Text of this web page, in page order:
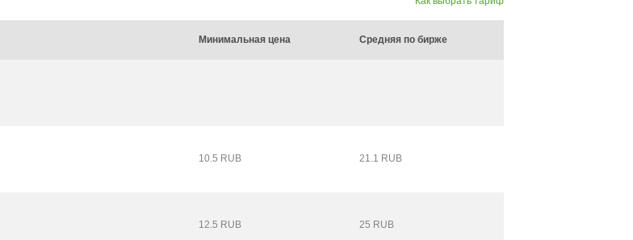
Минимальная цена Средняя по бирже
10.5 RUB 21.1 RUB
12.5 RUB 25 RUB